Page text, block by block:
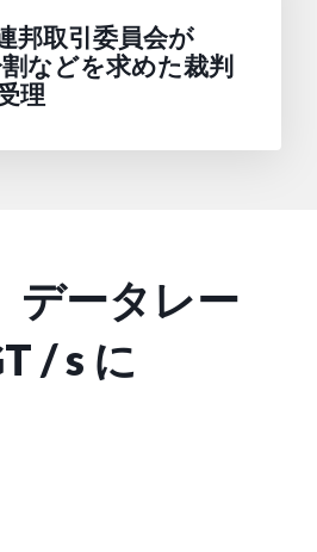
邦取引委員会が
割などを求めた裁判
理
データレー
/ s に